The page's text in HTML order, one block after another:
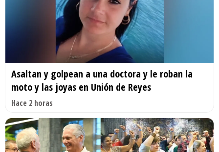
Asaltan y golpean a una doctora y le roban la
moto y las joyas en Unión de Reyes
Hace 2 horas